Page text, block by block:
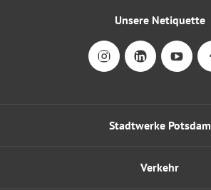
Stadtwerke Potsdam
Verkehr
Unsere Netiquette